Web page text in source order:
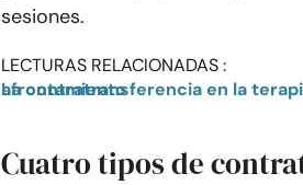
sesiones.
LECTURAS RELACIONADAS :
La contratransferencia en la terapia de pareja: signos, impacto y afrontamiento
Cuatro tipos de